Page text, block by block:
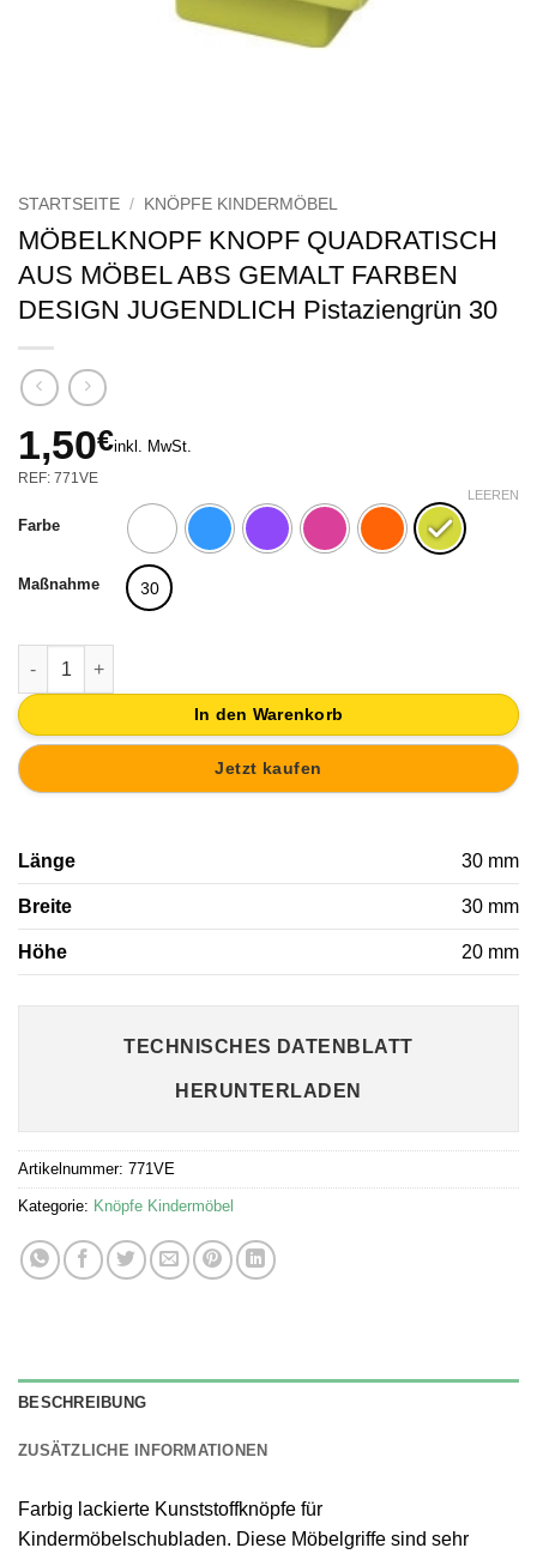
STARTSEITE / KNÖPFE KINDERMÖBEL
MÖBELKNOPF KNOPF QUADRATISCH
AUS MÖBEL ABS GEMALT FARBEN
DESIGN JUGENDLICH Pistaziengrün 30
1,50€inkl. MwSt.
REF: 771VE
Farbe
Maßnahme 30
LEEREN
MÖBELKNOPF KNOPF QUADRATISCH AUS MÖBEL ABS
In den Warenkorb
Jetzt kaufen
Länge 30 mm
Breite 30 mm
Höhe 20 mm
TECHNISCHES DATENBLATT
HERUNTERLADEN
Artikelnummer: 771VE
Kategorie: Knöpfe Kindermöbel
BESCHREIBUNG
ZUSÄTZLICHE INFORMATIONEN
Farbig lackierte Kunststoffknöpfe für
Kindermöbelschubladen. Diese Möbelgriffe sind sehr